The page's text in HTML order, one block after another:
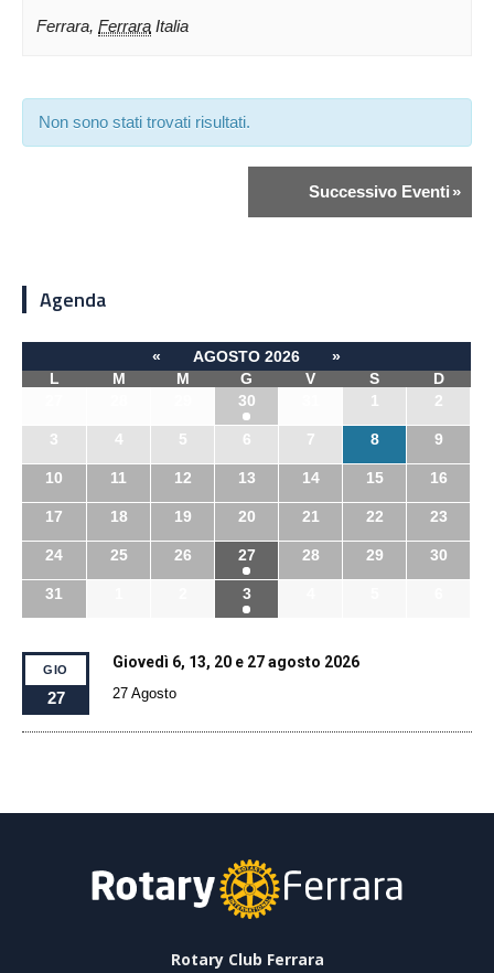
Ferrara, Ferrara Italia
Non sono stati trovati risultati.
Successivo Eventi »
Agenda
« AGOSTO 2026
»
L
M M G V S
D
30 1 2
3 4 5 6 7 8 9
10 11 12 13 14 15 16
17 18 19 20 21 22 23
24 25 26 27 28 29 30
31 3
GIO
27
Giovedì 6, 13, 20 e 27 agosto 2026
27 Agosto
Rotary Club Ferrara